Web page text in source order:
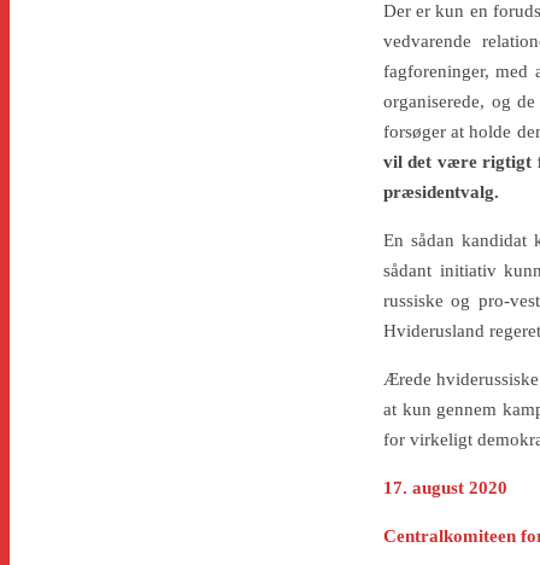
Der er kun en
vedvarende
fagforeninger, med
organiserede, og
forsøger at holde
vil det være rigtigt
præsidentvalg.
En sådan kandidat
sådant initiativ
russiske og pro-
Hviderusland
Ærede
at kun gennem
for virkeligt
17. august 2020
Centralkomiteen